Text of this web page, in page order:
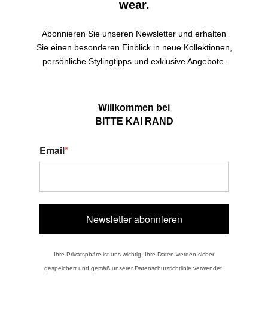
wear.
Abonnieren Sie unseren Newsletter und erhalten
Sie einen besonderen Einblick in neue Kollektionen,
persönliche Stylingtipps und exklusive Angebote.
Willkommen bei
BITTE KAI RAND
Email*
Newsletter abonnieren
Ihre Privatsphäre ist uns wichtig. Ihre Daten werden sicher
gespeichert und gemäß unserer Datenschutzrichtlinie verwendet.